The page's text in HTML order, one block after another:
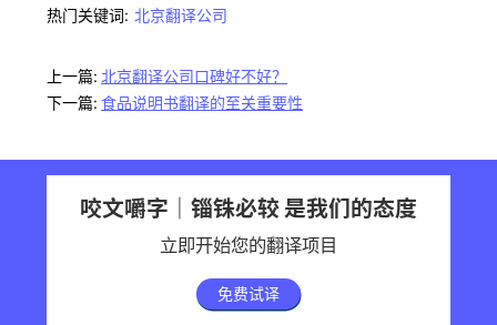
热门关键词: 北京翻译公司
上一篇: 北京翻译公司口碑好不好？
下一篇: 食品说明书翻译的至关重要性
咬文嚼字｜锱铢必较 是我们的态度
立即开始您的翻译项目
免费试译